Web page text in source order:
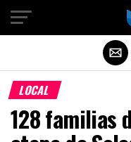
LOCAL
128 familias
Salir